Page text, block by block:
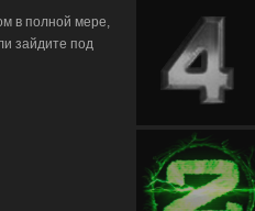
в полной мере,
зайдите под